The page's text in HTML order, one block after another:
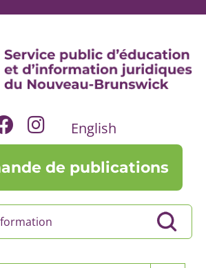
English
de publications